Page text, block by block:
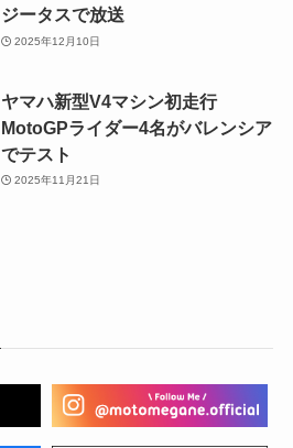
ジータスで放送
2025年12月10日
ヤマハ新型V4マシン初走行
MotoGPライダー4名がバレンシア
でテスト
2025年11月21日